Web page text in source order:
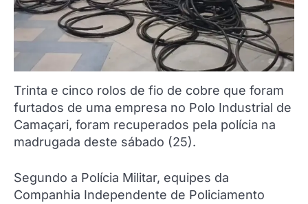
Trinta e cinco rolos de fio de cobre que foram
furtados de uma empresa no Polo Industrial de
Camaçari, foram recuperados pela polícia na
madrugada deste sábado (25).
Segundo a Polícia Militar, equipes da
Companhia Independente de Policiamento